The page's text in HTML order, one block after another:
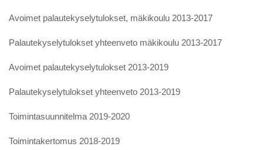
Avoimet palautekyselytulokset, mäkikoulu 2013-2017
Palautekyselytulokset yhteenveto mäkikoulu 2013-2017
Avoimet palautekyselytulokset 2013-2019
Palautekyselytulokset yhteenveto 2013-2019
Toimintasuunnitelma 2019-2020
Toimintakertomus 2018-2019